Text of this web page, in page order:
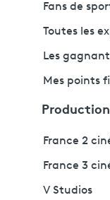
Fans de
Toutes les
Les
Mes points
France 2
France 3
V Studios